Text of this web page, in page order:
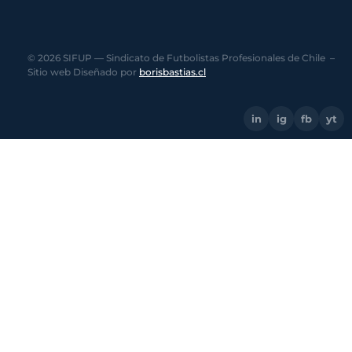
© 2026 SIFUP — Sindicato de Futbolistas Profesionales de Chile –
Sitio web Diseñado por borisbastias.cl
in ig fb yt